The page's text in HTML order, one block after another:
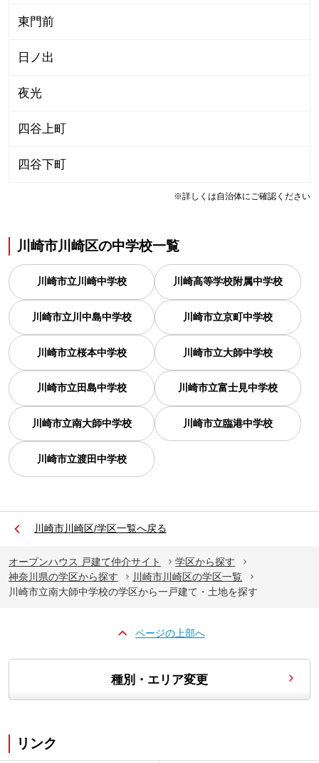
東門前
日ノ出
夜光
四谷上町
四谷下町
※詳しくは自治体にご確認ください
川崎市川崎区の中学校一覧
川崎市立川崎中学校 川崎高等学校附属中学校
川崎市立川中島中学校 川崎市立京町中学校
川崎市立桜本中学校 川崎市立大師中学校
川崎市立田島中学校 川崎市立富士見中学校
川崎市立南大師中学校 川崎市立臨港中学校
川崎市立渡田中学校
川崎市川崎区/学区一覧へ戻る
オープンハウス 戸建て仲介サイト
学区から探す
神奈川県の学区から探す
川崎市川崎区の学区一覧
川崎市立南大師中学校の学区から一戸建て・土地を探す
ページの上部へ
種別・エリア変更
リンク